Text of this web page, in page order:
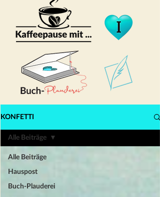
KONFETTI
Alle Beiträge
Hauspost
Buch-Plauderei
Alle Beiträge